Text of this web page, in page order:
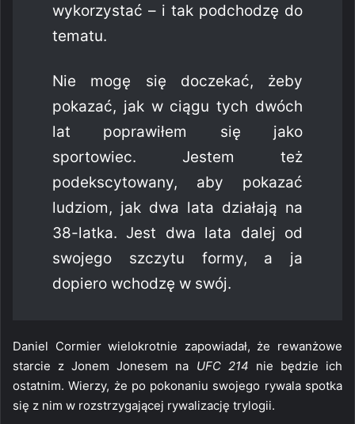
wykorzystać – i tak podchodzę do
tematu.
Nie mogę się doczekać, żeby
pokazać, jak w ciągu tych dwóch
lat poprawiłem się jako
sportowiec. Jestem też
podekscytowany, aby pokazać
ludziom, jak dwa lata działają na
38-latka. Jest dwa lata dalej od
swojego szczytu formy, a ja
dopiero wchodzę w swój.
Daniel Cormier wielokrotnie zapowiadał, że rewanżowe
starcie z Jonem Jonesem na UFC 214 nie będzie ich
ostatnim. Wierzy, że po pokonaniu swojego rywala spotka
się z nim w rozstrzygającej rywalizację trylogii.